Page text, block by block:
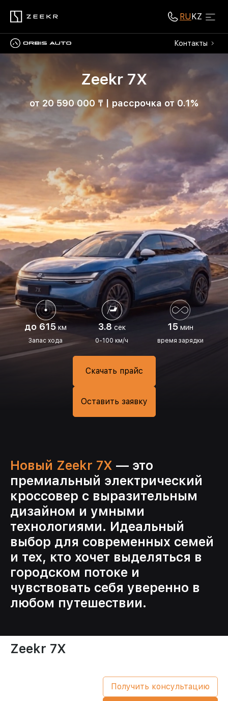
RUKZ
Контакты
Zeekr 7X
от 20 590 000 ₸ | рассрочка от 0.1%
до 615 км
Запас хода
3.8 сек
0-100 км/ч
15мин
время зарядки
Скачать прайс
Оставить заявку
Новый Zeekr 7X — это
премиальный электрический
кроссовер с выразительным
дизайном и умными
технологиями. Идеальный
выбор для современных семей
и тех, кто хочет выделяться в
городском потоке и
чувствовать себя уверенно в
любом путешествии.
Zeekr 7X
Получить консультацию